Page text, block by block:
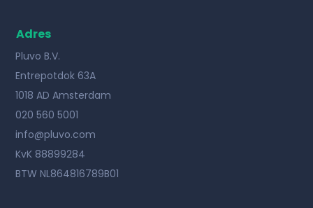
Adres
Pluvo B.V.
Entrepotdok 63A
1018 AD Amsterdam
020 560 5001
info@pluvo.com
KvK 88899284
BTW NL864816789B01